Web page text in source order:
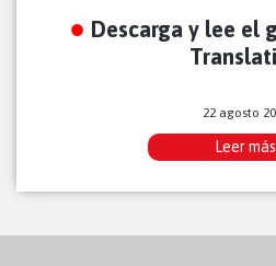
Descarga y lee el
22 agosto
Leer más